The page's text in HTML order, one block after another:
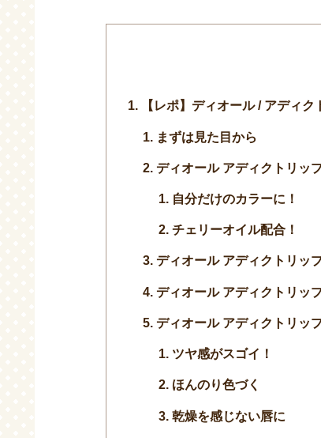
【レポ】ディオール / アディ
まずは見た目から
ディオール アディクトリッ
自分だけのカラーに！
チェリーオイル配合！
ディオール アディクトリッ
ディオール アディクトリッ
ディオール アディクトリッ
ツヤ感がスゴイ！
ほんのり色づく
乾燥を感じない唇に